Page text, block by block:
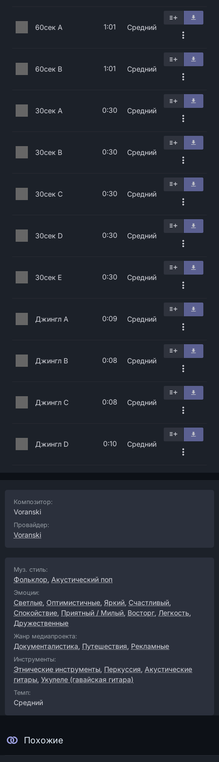
60сек A 1:01 Средний
60сек B 1:01 Средний
30сек A 0:30 Средний
30сек B 0:30 Средний
30сек C 0:30 Средний
30сек D 0:30 Средний
30сек E 0:30 Средний
Джингл A 0:09 Средний
Джингл B 0:08 Средний
Джингл C 0:08 Средний
Джингл D 0:10 Средний
Композитор:
Voranski
Провайдер:
Voranski
Муз. стиль:
Фольклор, Акустический поп
Эмоции:
Светлые, Оптимистичные, Яркий, Счастливый,
Спокойствие, Приятный / Милый, Восторг, Легкость,
Дружественные
Жанр медиапроекта:
Документалистика, Путешествия, Рекламные
Инструменты:
Этнические инструменты, Перкуссия, Акустические
гитары, Укулеле (гавайская гитара)
Темп:
Средний
Похожие